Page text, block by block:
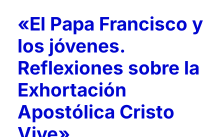
«El Papa Francisco y
los jóvenes.
Reflexiones sobre la
Exhortación
Apostólica Cristo